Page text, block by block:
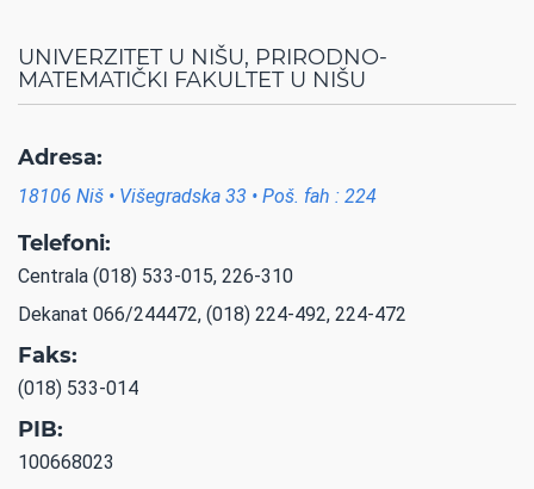
UNIVERZITET U NIŠU, PRIRODNO-
MATEMATIČKI FAKULTET U NIŠU
Adresa:
18106 Niš • Višegradska 33 • Poš. fah : 224
Telefoni:
Centrala (018) 533-015, 226-310
Dekanat 066/244472, (018) 224-492, 224-472
Faks:
(018) 533-014
PIB:
100668023